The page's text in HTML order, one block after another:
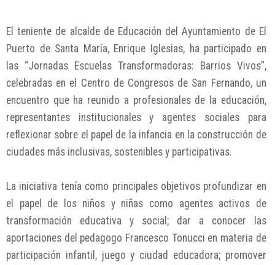
El teniente de alcalde de Educación del Ayuntamiento de El
Puerto de Santa María, Enrique Iglesias, ha participado en
las “Jornadas Escuelas Transformadoras: Barrios Vivos”,
celebradas en el Centro de Congresos de San Fernando, un
encuentro que ha reunido a profesionales de la educación,
representantes institucionales y agentes sociales para
reflexionar sobre el papel de la infancia en la construcción de
ciudades más inclusivas, sostenibles y participativas.
La iniciativa tenía como principales objetivos profundizar en
el papel de los niños y niñas como agentes activos de
transformación educativa y social; dar a conocer las
aportaciones del pedagogo Francesco Tonucci en materia de
participación infantil, juego y ciudad educadora; promover